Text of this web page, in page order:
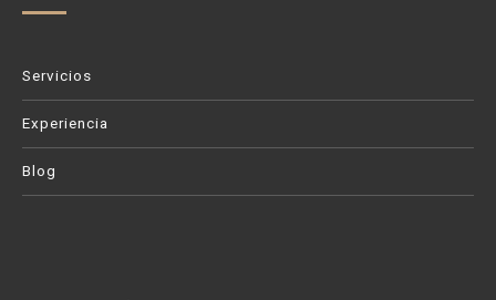
Servicios
Experiencia
Blog